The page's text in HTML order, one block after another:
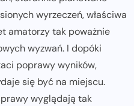
wyrzeczeń, właściwa
amatorzy tak poważnie
wyzwań. I dopóki
poprawy wyników,
się być na miejscu.
wyglądają tak